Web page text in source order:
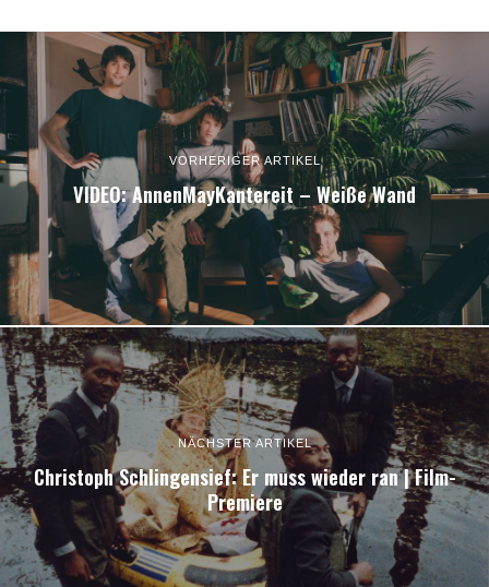
VORHERIGER ARTIKEL
VIDEO: AnnenMayKantereit – Weiße Wand
NÄCHSTER ARTIKEL
Christoph Schlingensief: Er muss wieder ran | Film-
Premiere